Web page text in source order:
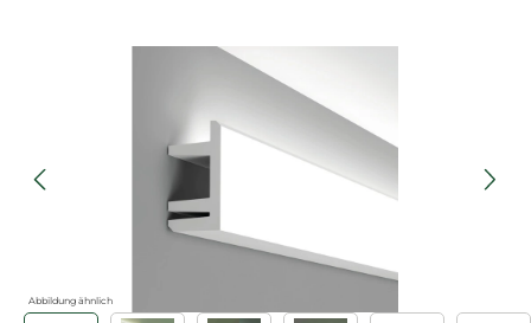
Bildergalerie überspringen
Abbildung ähnlich